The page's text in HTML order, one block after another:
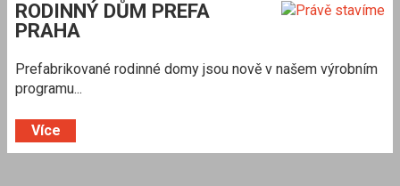
RODINNÝ DŮM PREFA
PRAHA
Prefabrikované rodinné domy jsou nově v našem výrobním
programu...
Více